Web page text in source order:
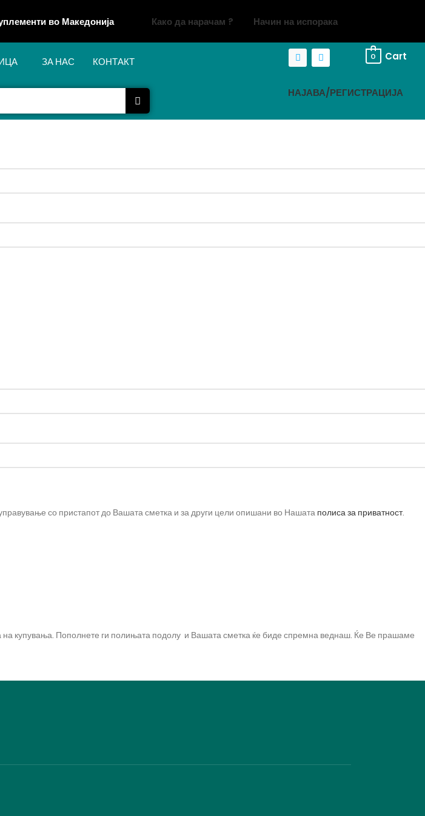
во Македонија Како да нарачам ? Начин на испорака
ЗА НАС КОНТАКТ
0 Cart
НАЈАВА/РЕГИСТРАЦИЈА
со пристапот до Вашата сметка и за други цели опишани во Нашата полиса за приватност.
на купувања. Пополнете ги полињата подолу и Вашата сметка ќе биде спремна веднаш. Ќе Ве прашаме